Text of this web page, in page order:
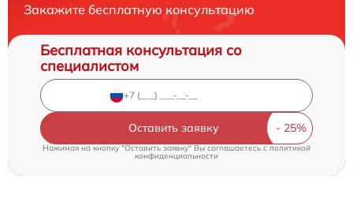
Закажите бесплатную консультацию
Бесплатная консультация со
специалистом
Оставить заявку
Нажимая на кнопку "Оставить заявку" Вы соглашаетесь cполитикой
конфиденциальности